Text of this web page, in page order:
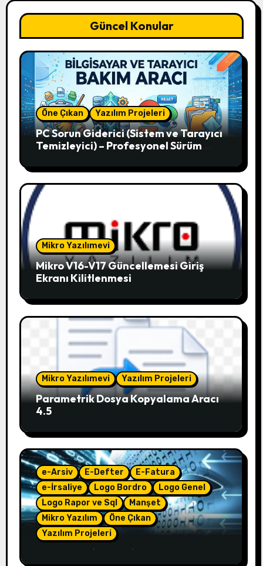
Güncel Konular
Öne Çıkan Yazılım Projeleri
PC Sorun Giderici (Sistem ve Tarayıcı
Temizleyici) – Profesyonel Sürüm
Mikro Yazılımevi
Mikro V16-V17 Güncellemesi Giriş
Ekranı Kilitlenmesi
Mikro Yazılımevi Yazılım Projeleri
Parametrik Dosya Kopyalama Aracı
4.5
e-Arsiv E-Defter
E-Fatura
e-İrsaliye
Logo Bordro
Logo Genel
Logo Rapor ve Sql
Manşet
Mikro Yazılım
Öne Çıkan
Yazılım Projeleri
e-Çözüm – (4.50.01)